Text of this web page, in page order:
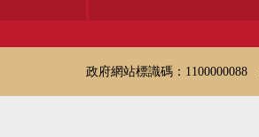
政府網站標識碼：1100000088